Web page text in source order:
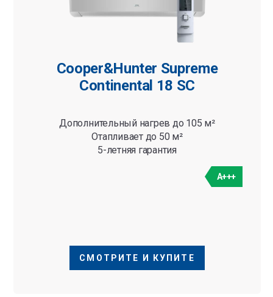
Cooper&Hunter Supreme
Continental 18 SC
Дополнительный нагрев до 105 м²
Отапливает до 50 м²
5-летняя гарантия
A+++
СМОТРИТЕ И КУПИТЕ